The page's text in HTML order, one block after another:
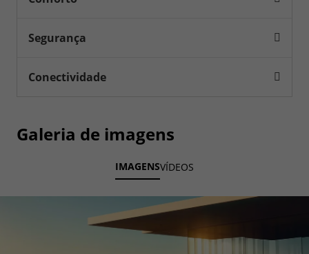
Segurança
Conectividade
Galeria de imagens
IMAGENSVÍDEOS